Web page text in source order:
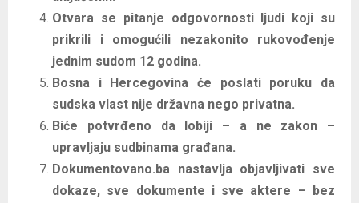
Otvara se pitanje odgovornosti ljudi koji su
prikrili i omogućili nezakonito rukovođenje
jednim sudom 12 godina.
Bosna i Hercegovina će poslati poruku da
sudska vlast nije državna nego privatna.
Biće potvrđeno da lobiji – a ne zakon –
upravljaju sudbinama građana.
Dokumentovano.ba nastavlja objavljivati sve
dokaze, sve dokumente i sve aktere – bez